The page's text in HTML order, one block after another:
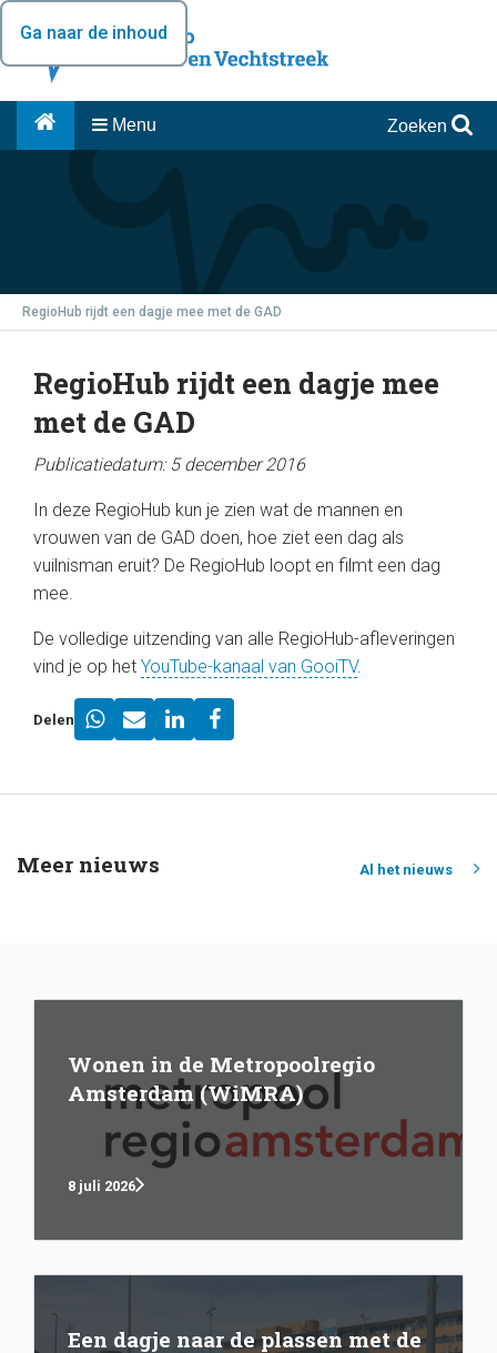
Ga naar de inhoud
Menu Zoeken
RegioHub rijdt een dagje mee met de GAD
RegioHub rijdt een dagje mee
met de GAD
Publicatiedatum: 5 december 2016
In deze RegioHub kun je zien wat de mannen en
vrouwen van de GAD doen, hoe ziet een dag als
vuilnisman eruit? De RegioHub loopt en filmt een dag
mee.
De volledige uitzending van alle RegioHub-afleveringen
vind je op het YouTube-kanaal van GooiTV.
Delen
Meer nieuws Al het nieuws
Wonen in de Metropoolregio
Amsterdam (WiMRA)
8 juli 2026
Een dagje naar de plassen met de